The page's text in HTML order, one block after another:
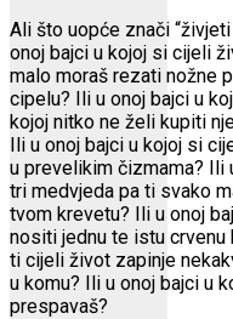
Ali što uopće znači
onoj bajci u kojoj si cijeli
malo moraš rezati nožne
cipelu? Ili u onoj bajci u
kojoj nitko ne želi kupiti
Ili u onoj bajci u kojoj si
u prevelikim čizmama? Ili
tri medvjeda pa ti svako
tvom krevetu? Ili u onoj
nositi jednu te istu crvenu
ti cijeli život zapinje
u komu? Ili u onoj bajci u
prespavaš?